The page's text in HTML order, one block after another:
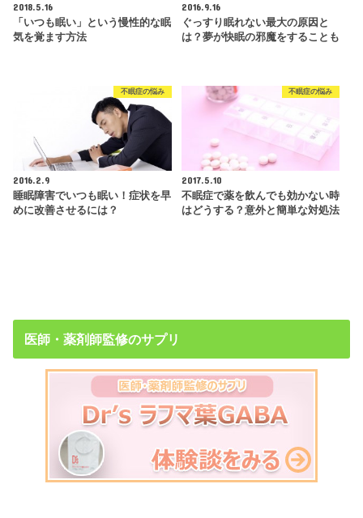
2018.5.16
「いつも眠い」という慢性的な眠
気を覚ます方法
2016.9.16
ぐっすり眠れない最大の原因と
は？夢が快眠の邪魔をすることも
不眠症の悩み
2016.2.9
睡眠障害でいつも眠い！症状を早
めに改善させるには？
不眠症の悩み
2017.5.10
不眠症で薬を飲んでも効かない時
はどうする？意外と簡単な対処法
医師・薬剤師監修のサプリ